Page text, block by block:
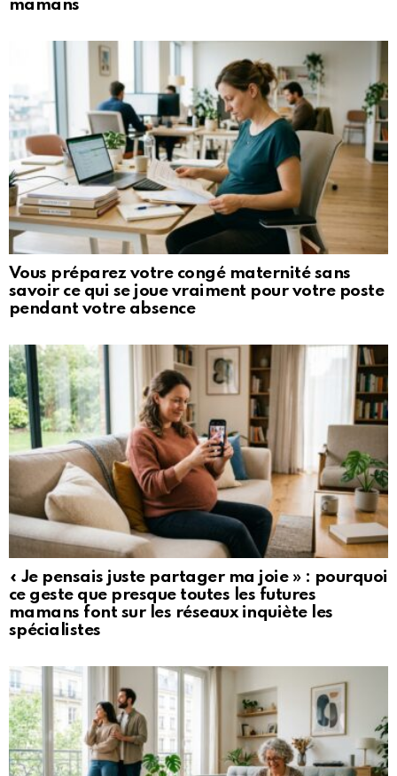
mamans
Vous préparez votre congé maternité sans
savoir ce qui se joue vraiment pour votre poste
pendant votre absence
« Je pensais juste partager ma joie » : pourquoi
ce geste que presque toutes les futures
mamans font sur les réseaux inquiète les
spécialistes